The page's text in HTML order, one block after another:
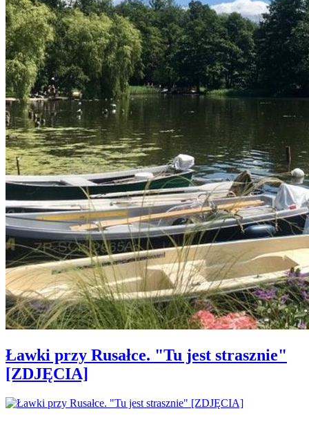
Ławki przy Rusałce. "Tu jest strasznie"
[ZDJĘCIA]